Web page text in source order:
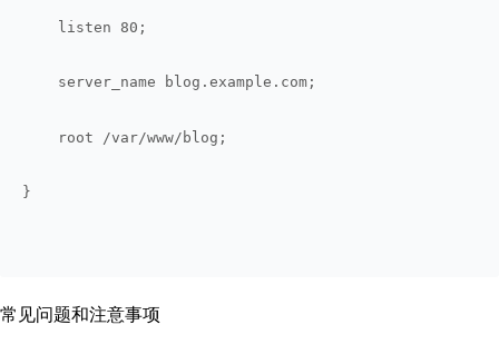
    listen 80;
    server_name blog.example.com;
    root /var/www/blog;
}
常见问题和注意事项